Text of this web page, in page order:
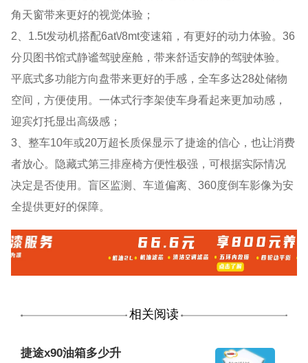
角天窗带来更好的视觉体验；
2、1.5t发动机搭配6at\/8mt变速箱，有更好的动力体验。36
分贝图书馆式静谧驾驶座舱，带来舒适安静的驾驶体验。
平底式多功能方向盘带来更好的手感，全车多达28处储物
空间，方便使用。一体式行李架使车身看起来更加动感，
迎宾灯托显出高级感；
3、整车10年或20万超长质保显示了捷途的信心，也让消费
者放心。隐藏式第三排座椅方便性极强，可根据实际情况
决定是否使用。盲区监测、车道偏离、360度倒车影像为安
全提供更好的保障。
相关阅读
捷途x90油箱多少升